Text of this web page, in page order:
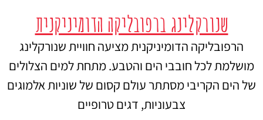
שנורקלינג ברפובליקה הדומיניקנית
הרפובליקה הדומיניקנית מציעה חוויית שנורקלינג
מושלמת לכל חובבי הים והטבע. מתחת למים הצלולים
של הים הקריבי מסתתר עולם קסום של שוניות אלמוגים
צבעוניות, דגים טרופיים